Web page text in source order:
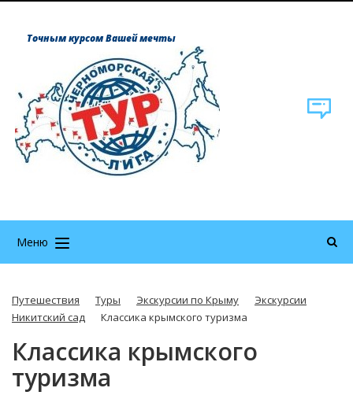
Точным курсом Вашей мечты
Меню
Путешествия Туры Экскурсии по Крыму
Экскурсии
Никитский сад
Классика крымского туризма
Классика крымского
туризма